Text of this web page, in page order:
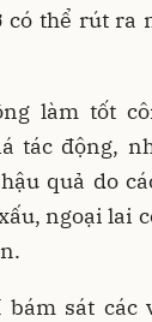
có thể rút ra
làm tốt
tác động,
quả do
ngoại lai
bám sát